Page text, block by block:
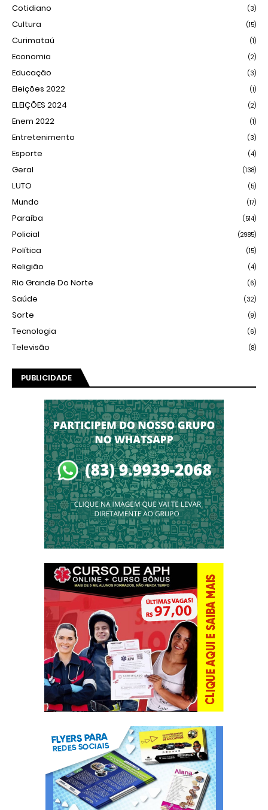
Cotidiano (3)
Cultura (15)
Curimataú (1)
Economia (2)
Educação (3)
Eleições 2022 (1)
ELEIÇÕES 2024 (2)
Enem 2022 (1)
Entretenimento (3)
Esporte (4)
Geral (138)
LUTO (5)
Mundo (17)
Paraíba (514)
Policial (2985)
Política (15)
Religião (4)
Rio Grande Do Norte (6)
Saúde (32)
Sorte (9)
Tecnologia (6)
Televisão (8)
PUBLICIDADE